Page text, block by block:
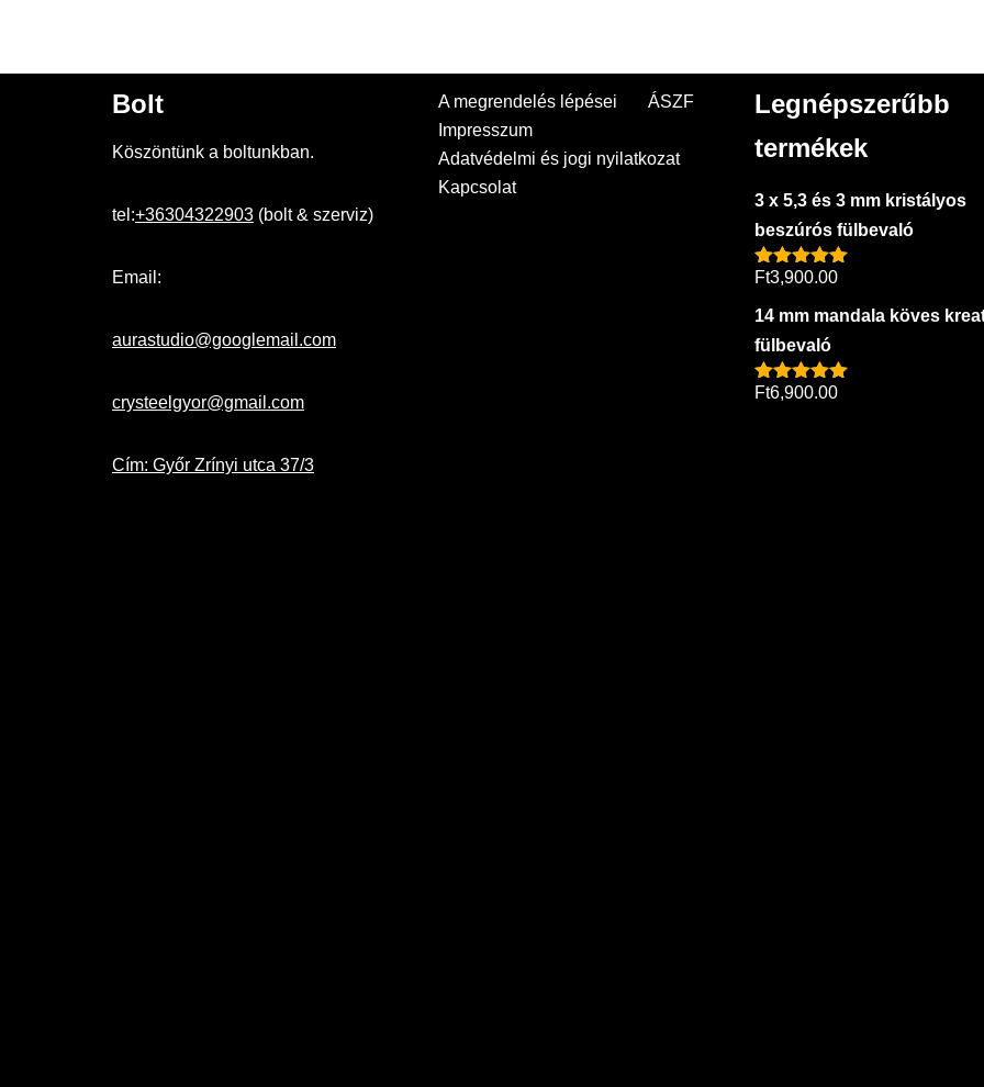
Bolt
Köszöntünk a boltunkban.
tel:+36304322903 (bolt & szerviz)
Email:
aurastudio@googlemail.com
crysteelgyor@gmail.com
Cím: Győr Zrínyi utca 37/3
A megrendelés lépései
ÁSZF
Impresszum
Adatvédelmi és jogi nyilatkozat
Kapcsolat
Legnépszerűbb
termékek
3 x 5,3 és 3 mm kristályos
beszúrós fülbevaló
Értékelés:
Ft3,900.00
14 mm mandala köves
fülbevaló
Értékelés:
Ft6,900.00